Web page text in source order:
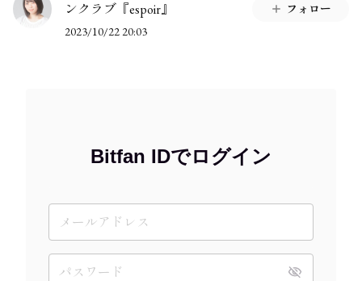
ンクラブ『espoir』
2023/10/22 20:03
フォロー
Bitfan IDでログイン